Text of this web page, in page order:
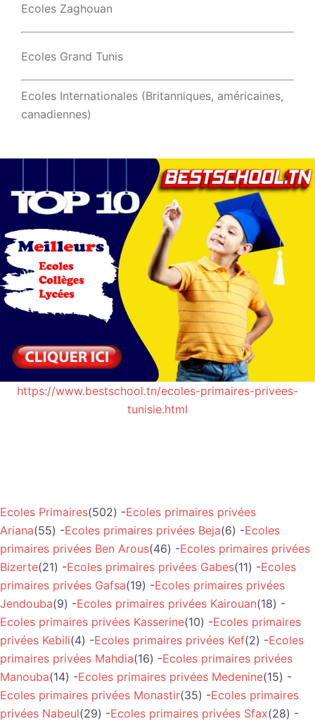
Ecoles Zaghouan
Ecoles Grand Tunis
Ecoles Internationales (Britanniques, américaines,
canadiennes)
https://www.bestschool.tn/ecoles-primaires-privees-
tunisie.html
Ecoles Primaires(502) -Ecoles primaires privées
Ariana(55) -Ecoles primaires privées Beja(6) -Ecoles
primaires privées Ben Arous(46) -Ecoles primaires privées
Bizerte(21) -Ecoles primaires privées Gabes(11) -Ecoles
primaires privées Gafsa(19) -Ecoles primaires privées
Jendouba(9) -Ecoles primaires privées Kairouan(18) -
Ecoles primaires privées Kasserine(10) -Ecoles primaires
privées Kebili(4) -Ecoles primaires privées Kef(2) -Ecoles
primaires privées Mahdia(16) -Ecoles primaires privées
Manouba(14) -Ecoles primaires privées Medenine(15) -
Ecoles primaires privées Monastir(35) -Ecoles primaires
privées Nabeul(29) -Ecoles primaires privées Sfax(28) -